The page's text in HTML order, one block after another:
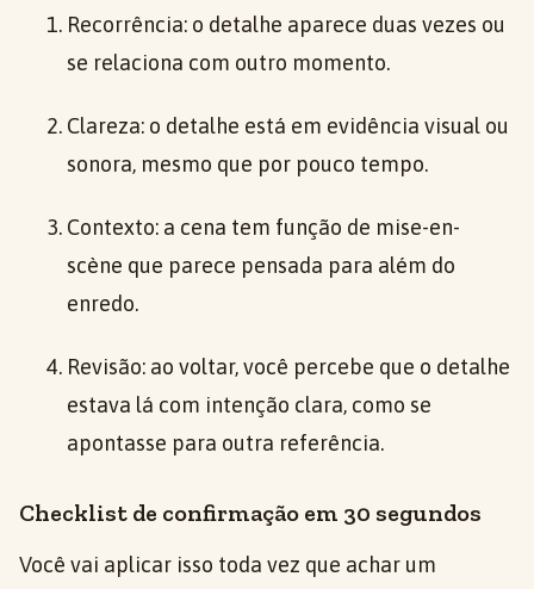
Recorrência: o detalhe aparece duas vezes ou
se relaciona com outro momento.
Clareza: o detalhe está em evidência visual ou
sonora, mesmo que por pouco tempo.
Contexto: a cena tem função de mise-en-
scène que parece pensada para além do
enredo.
Revisão: ao voltar, você percebe que o detalhe
estava lá com intenção clara, como se
apontasse para outra referência.
Checklist de confirmação em 30 segundos
Você vai aplicar isso toda vez que achar um